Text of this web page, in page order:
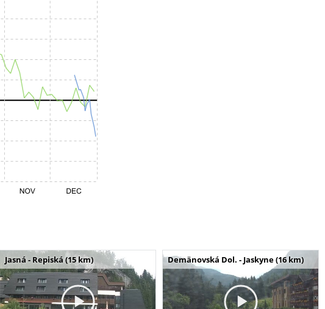
Jasná - Repiská (15 km) Demänovská Dol. - Jaskyne (16 km)